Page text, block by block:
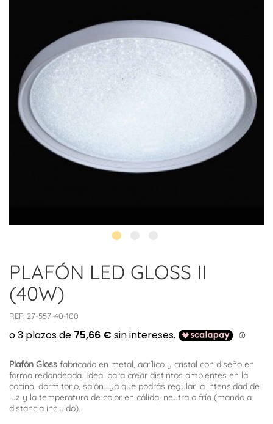
PLAFÓN LED GLOSS II
(40W)
REF: 27-557-40-100
Plafón Gloss fabricado en metal, acrílico y cristal con diseño en
forma redondeada. Ideal para crear distintos ambientes en la
cocina, dormitorio, salón...ya que podrás regular la intensidad de
luz y la temperatura de color en cálida, neutra o fría (mando a
distancia incluido).